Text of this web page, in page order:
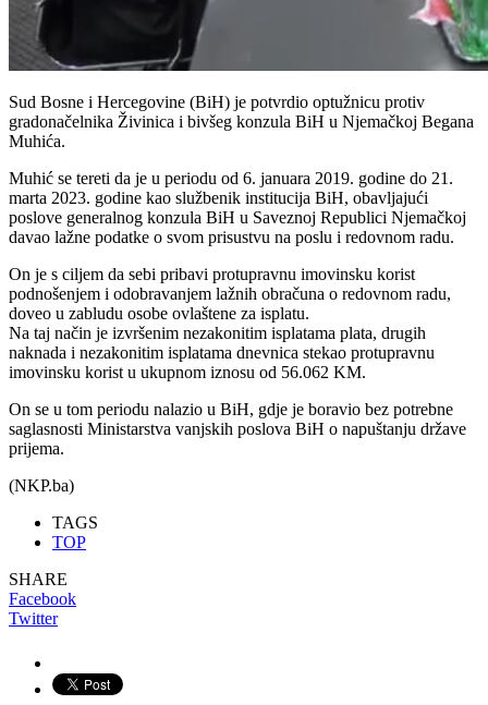
Sud Bosne i Hercegovine (BiH) je potvrdio optužnicu protiv
gradonačelnika Živinica i bivšeg konzula BiH u Njemačkoj Begana
Muhića.
Muhić se tereti da je u periodu od 6. januara 2019. godine do 21.
marta 2023. godine kao službenik institucija BiH, obavljajući
poslove generalnog konzula BiH u Saveznoj Republici Njemačkoj
davao lažne podatke o svom prisustvu na poslu i redovnom radu.
On je s ciljem da sebi pribavi protupravnu imovinsku korist
podnošenjem i odobravanjem lažnih obračuna o redovnom radu,
doveo u zabludu osobe ovlaštene za isplatu.
Na taj način je izvršenim nezakonitim isplatama plata, drugih
naknada i nezakonitim isplatama dnevnica stekao protupravnu
imovinsku korist u ukupnom iznosu od 56.062 KM.
On se u tom periodu nalazio u BiH, gdje je boravio bez potrebne
saglasnosti Ministarstva vanjskih poslova BiH o napuštanju države
prijema.
(NKP.ba)
TAGS
TOP
SHARE
Facebook
Twitter